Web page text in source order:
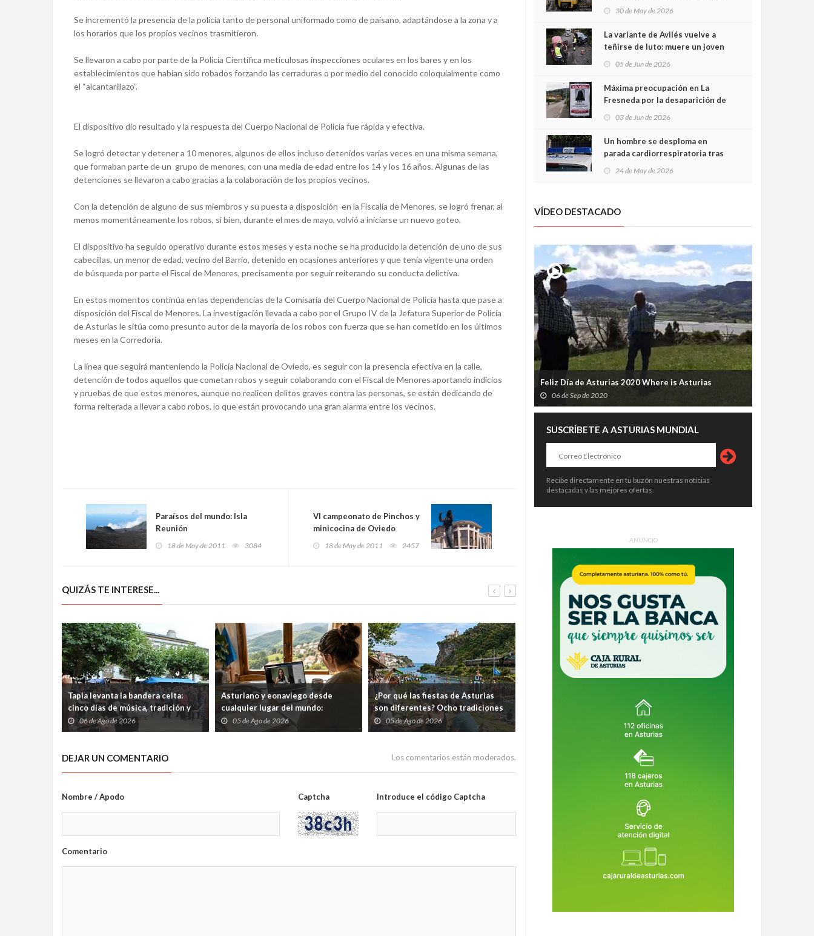
Se incrementó la presencia de la policía tanto de personal uniformado como de paisano, adaptándose a la zona y a
los horarios que los propios vecinos trasmitieron.
Se llevaron a cabo por parte de la Policía Científica meticulosas inspecciones oculares en los bares y en los
establecimientos que habían sido robados forzando las cerraduras o por medio del conocido coloquialmente como
el “alcantarillazo”.
El dispositivo dio resultado y la respuesta del Cuerpo Nacional de Policía fue rápida y efectiva.
Se logró detectar y detener a 10 menores, algunos de ellos incluso detenidos varias veces en una misma semana,
que formaban parte de un grupo de menores, con una media de edad entre los 14 y los 16 años. Algunas de las
detenciones se llevaron a cabo gracias a la colaboración de los propios vecinos.
Con la detención de alguno de sus miembros y su puesta a disposición en la Fiscalía de Menores, se logró frenar, al
menos momentáneamente los robos, si bien, durante el mes de mayo, volvió a iniciarse un nuevo goteo.
El dispositivo ha seguido operativo durante estos meses y esta noche se ha producido la detención de uno de sus
cabecillas, un menor de edad, vecino del Barrio, detenido en ocasiones anteriores y que tenía vigente una orden
de búsqueda por parte el Fiscal de Menores, precisamente por seguir reiterando su conducta delictiva.
En estos momentos continúa en las dependencias de la Comisaría del Cuerpo Nacional de Policía hasta que pase a
disposición del Fiscal de Menores. La investigación llevada a cabo por el Grupo IV de la Jefatura Superior de Policía
de Asturias le sitúa como presunto autor de la mayoría de los robos con fuerza que se han cometido en los últimos
meses en la Corredoria.
La línea que seguirá manteniendo la Policía Nacional de Oviedo, es seguir con la presencia efectiva en la calle,
detención de todos aquellos que cometan robos y seguir colaborando con el Fiscal de Menores aportando indicios
y pruebas de que estos menores, aunque no realicen delitos graves contra las personas, se están dedicando de
forma reiterada a llevar a cabo robos, lo que están provocando una gran alarma entre los vecinos.
Paraísos del mundo: Isla
Reunión
18 de May de 2011 3084
VI campeonato de Pinchos y
minicocina de Oviedo
18 de May de 2011 2457
QUIZÁS TE INTERESE...
Tapia levanta la bandera celta:
cinco días de música, tradición y
cultura atlántica frente al
Cantábrico
06 de Ago de 2026
Asturiano y eonaviego desde
cualquier lugar del mundo:
abiertos tres cursos gratuitos por
internet
05 de Ago de 2026
¿Por qué las fiestas de Asturias
son diferentes? Ocho tradiciones
que convierten agosto en una
folixa continua
05 de Ago de 2026
horarios, trenes, aparcamientos y
DEJAR UN COMENTARIO Los comentarios están moderados.
Nombre / Apodo Captcha Introduce el código Captcha
Comentario
sobrecoste de los trenes que no
cabían por los túneles
30 de May de 2026
La variante de Avilés vuelve a
teñirse de luto: muere un joven
05 de Jun de 2026
Máxima preocupación en La
Fresneda por la desaparición de
03 de Jun de 2026
Un hombre se desploma en
parada cardiorrespiratoria tras
24 de May de 2026
VÍDEO DESTACADO
Feliz Día de Asturias 2020 Where is Asturias
06 de Sep de 2020
SUSCRÍBETE A ASTURIAS MUNDIAL
Recibe directamente en tu buzón nuestras noticias
destacadas y las mejores ofertas.
ANUNCIO